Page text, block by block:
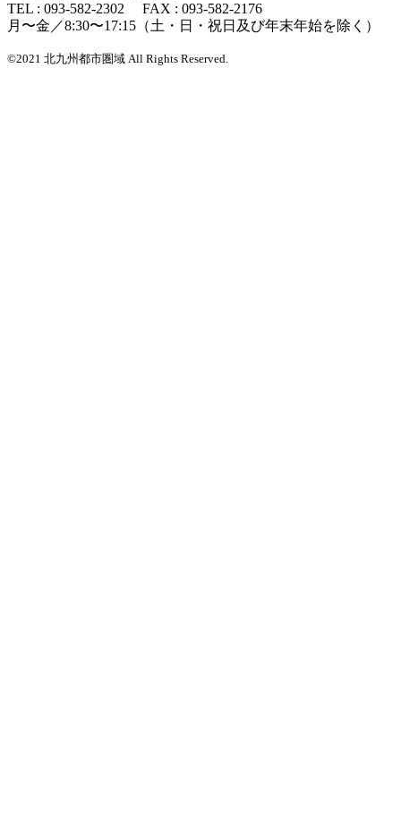
TEL : 093-582-2302 FAX : 093-582-2176
月〜金／8:30〜17:15（土・日・祝日及び年末年始を除く）
©2021 北九州都市圏域 All Rights Reserved.